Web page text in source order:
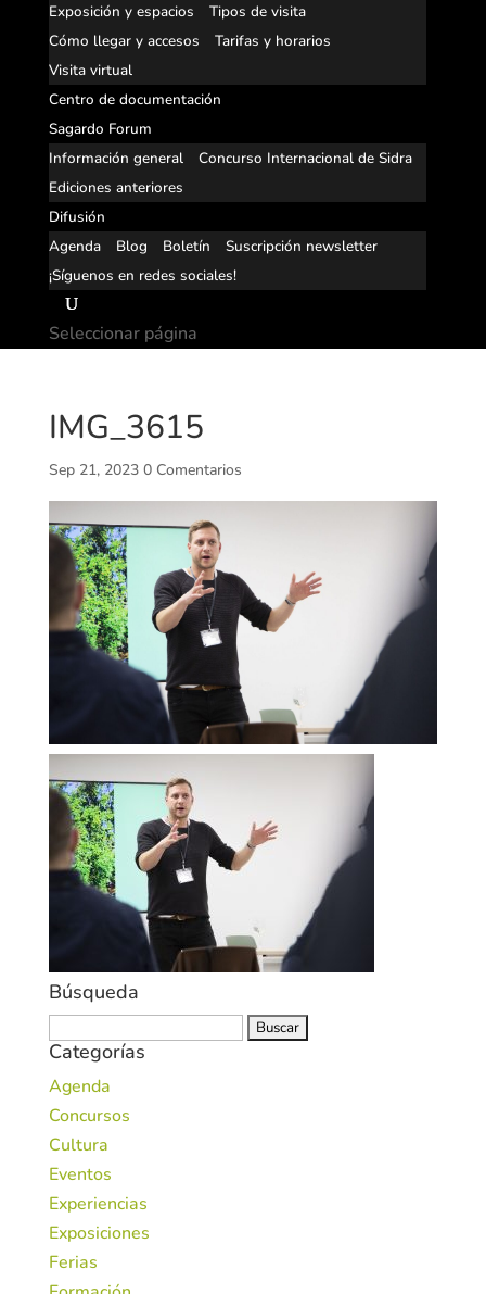
Exposición y espacios
Tipos de visita
Cómo llegar y accesos
Tarifas y horarios
Visita virtual
Centro de documentación
Sagardo Forum
Información general
Concurso Internacional de Sidra
Ediciones anteriores
Difusión
Agenda
Blog Boletín
Suscripción newsletter
¡Síguenos en redes sociales!
Seleccionar página
IMG_3615
Sep 21, 2023 0 Comentarios
Búsqueda
Categorías
Agenda
Concursos
Cultura
Eventos
Experiencias
Exposiciones
Ferias